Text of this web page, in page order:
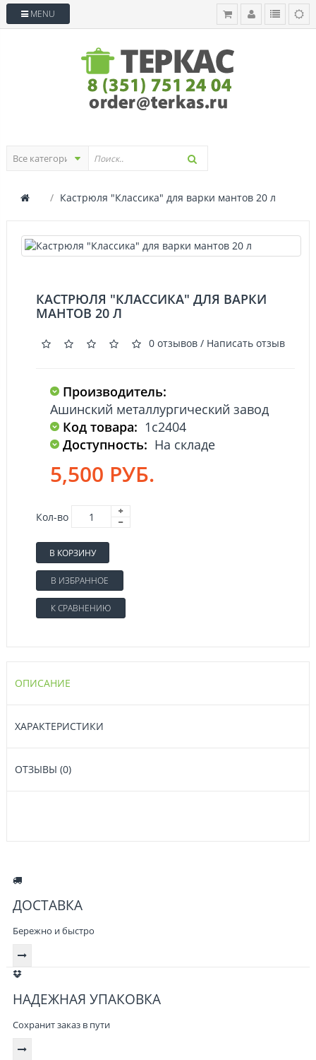
MENU
Кастрюля "Классика" для варки мантов 20 л
КАСТРЮЛЯ "КЛАССИКА" ДЛЯ ВАРКИ
МАНТОВ 20 Л
0 отзывов / Написать отзыв
Производитель:
Ашинский металлургический завод
Код товара: 1с2404
Доступность: На складе
5,500 РУБ.
Кол-во
В КОРЗИНУ
В ИЗБРАННОЕ
К СРАВНЕНИЮ
ОПИСАНИЕ
ХАРАКТЕРИСТИКИ
ОТЗЫВЫ (0)
ДОСТАВКА
Бережно и быстро
НАДЕЖНАЯ УПАКОВКА
Сохранит заказ в пути